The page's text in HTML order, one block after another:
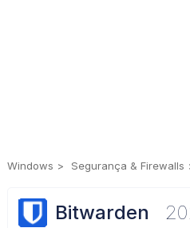
Windows Segurança & Firewalls
Bitwarden